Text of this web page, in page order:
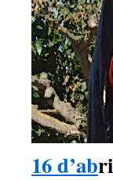
16 d’ab